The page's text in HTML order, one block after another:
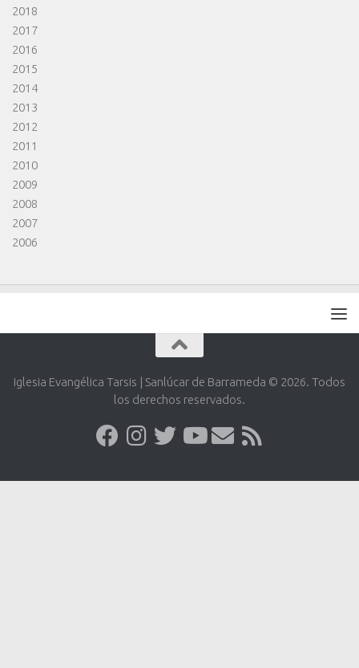
2018
2017
2016
2015
2014
2013
2012
2011
2010
2009
2008
2007
2006
Iglesia Evangélica Tarsis | Sanlúcar de Barrameda © 2026. Todos
los derechos reservados.